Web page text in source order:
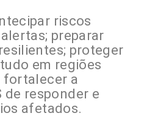
riscos
preparar
proteger
em regiões
fortalecer a
de responder e
afetados.